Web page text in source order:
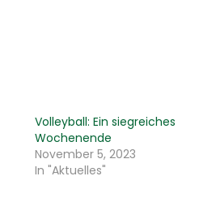
Volleyball: Ein siegreiches
Wochenende
November 5, 2023
In "Aktuelles"